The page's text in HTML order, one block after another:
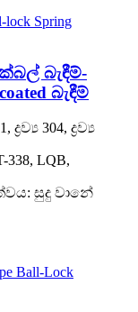
බැඳීම්-
බැඳීම්
ද්‍රව්‍ය 304, ද්‍රව්‍ය
338, LQB,
සුදු වානේ